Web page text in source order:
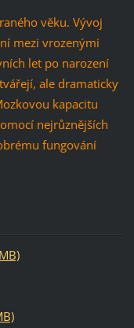
věku. Vývoj
mezi vrozenými
let po narození
ale dramaticky
kapacitu
nejrůznějších
fungování